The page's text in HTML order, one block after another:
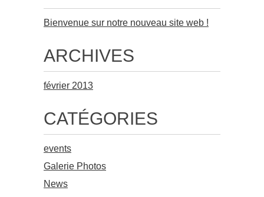
Bienvenue sur notre nouveau site web !
ARCHIVES
février 2013
CATÉGORIES
events
Galerie Photos
News